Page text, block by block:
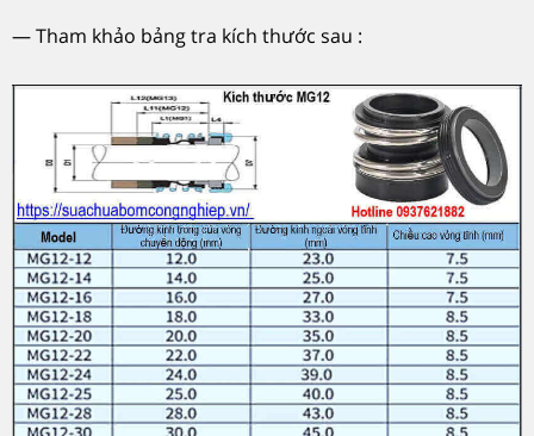
— Tham khảo bảng tra kích thước sau :